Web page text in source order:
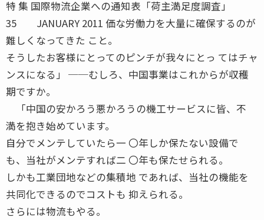
特 集 国際物流企業への通知表「荷主満足度調査」
35 JANUARY 2011 価な労働力を大量に確保するのが
難しくなってきた こと。
そうしたお客様にとってのピンチが我々にとっ てはチャ
ンスになる」 ──むしろ、中国事業はこれからが収穫
期ですか。
「中国の安かろう悪かろうの機工サービスに皆、不
満を抱き始めています。
自分でメンテしていたら一 〇年しか保たない設備で
も、当社がメンテすれば二 〇年も保たせられる。
しかも工業団地などの集積地 であれば、当社の機能を
共同化できるのでコストも 抑えられる。
さらには物流もやる。